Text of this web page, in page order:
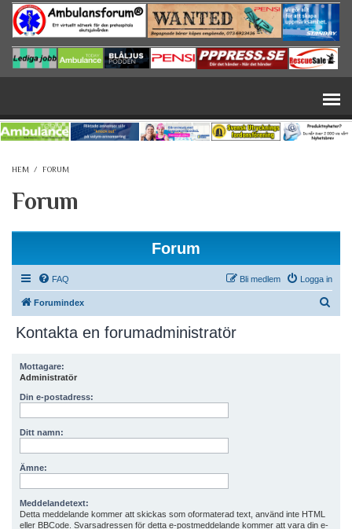
Hoppa till huvudinnehåll
HEM / FORUM
Forum